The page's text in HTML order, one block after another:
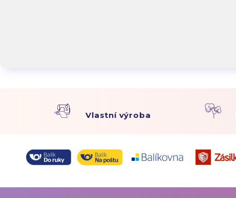
Vlastní výroba